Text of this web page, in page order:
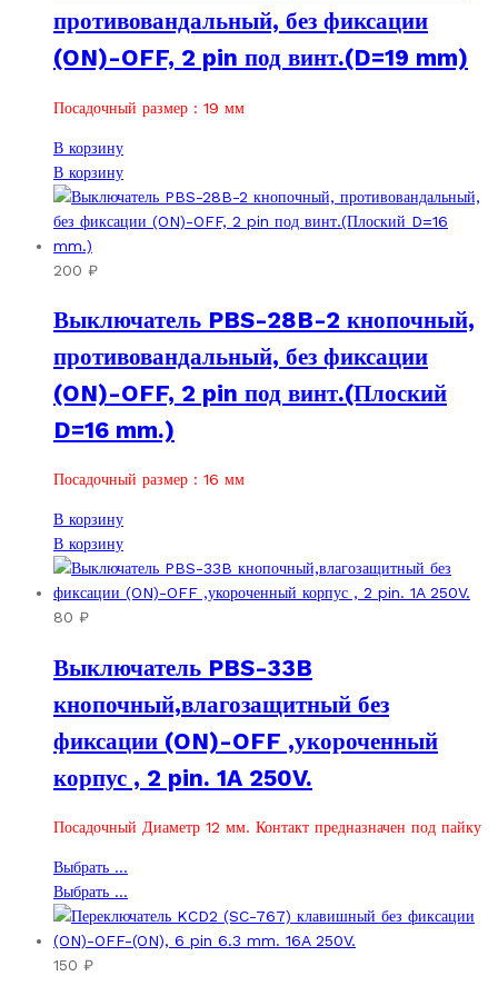
противовандальный, без фиксации
(ON)-OFF, 2 pin под винт.(D=19 mm)
Посадочный размер : 19 мм
В корзину
В корзину
200 ₽
Выключатель PBS-28B-2 кнопочный,
противовандальный, без фиксации
(ON)-OFF, 2 pin под винт.(Плоский
D=16 mm.)
Посадочный размер : 16 мм
В корзину
В корзину
80 ₽
Выключатель PBS-33B
кнопочный,влагозащитный без
фиксации (ON)-OFF ,укороченный
корпус , 2 pin. 1A 250V.
Посадочный Диаметр 12 мм. Контакт предназначен под пайку
Выбрать ...
имеет
несколько
Выбрать ...
товар
имеет
150 ₽